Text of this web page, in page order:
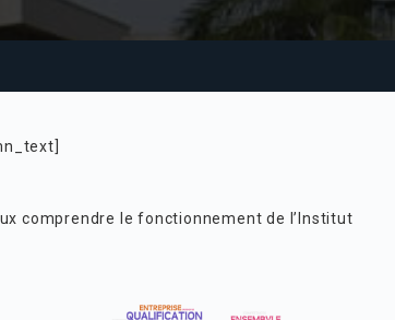
comprendre le fonctionnement de l’Institut